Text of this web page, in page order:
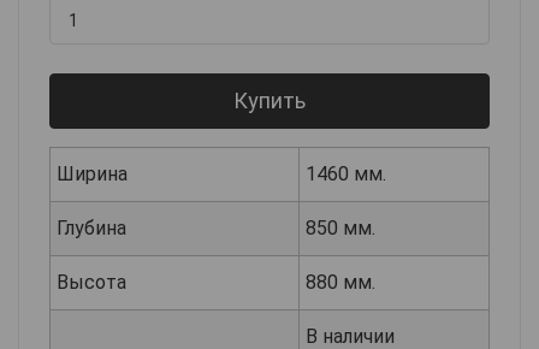
Купить
Ширина 1460 мм.
Глубина 850 мм.
Высота 880 мм.
В наличии